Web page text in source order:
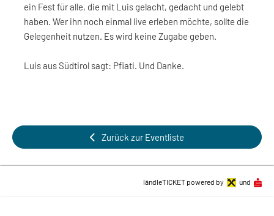
ein Fest für alle, die mit Luis gelacht, gedacht und gelebt
haben. Wer ihn noch einmal live erleben möchte, sollte die
Gelegenheit nutzen. Es wird keine Zugabe geben.
Luis aus Südtirol sagt: Pfiati. Und Danke.
Zurück zur Eventliste
ländleTICKET powered by und